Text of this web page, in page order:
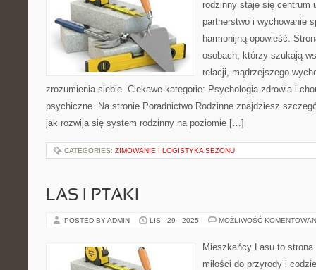
rodzinny staje się centrum
partnerstwo i wychowanie
harmonijną opowieść.
osobach, którzy szukają
relacji, mądrzejszego
zrozumienia siebie. Ciekawe kategorie: Psychologia zdrowia i
psychiczne. Na stronie Poradnictwo Rodzinne znajdziesz
jak rozwija się system rodzinny na poziomie […]
CATEGORIES: ZIMOWANIE I LOGISTYKA SEZONU
LAS I PTAKI
POSTED BY ADMIN LIS - 29 - 2025 MOŻLIWOŚĆ
Mieszkańcy Lasu to
miłości do przyrody i